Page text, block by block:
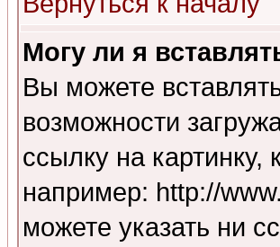
Могу ли я
Вы можете
возможности
ссылку на
например: http://
можете указать ни